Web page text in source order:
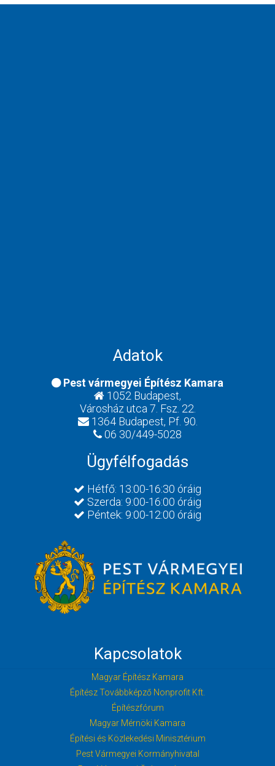
Adatok
Pest vármegyei Építész Kamara
1052 Budapest,
Városház utca 7. Fsz. 22.
1364 Budapest, Pf. 90.
06 30/449-5028
Ügyfélfogadás
Hétfő: 13:00-16:30 óráig
Szerda: 9:00-16:00 óráig
Péntek: 9:00-12:00 óráig
Kapcsolatok
Magyar Építész Kamara
Építész Továbbképző Nonprofit Kft.
Építészfórum
Magyar Mérnöki Kamara
Építési és Közlekedési Minisztérium
Pest Vármegyei Kormányhivatal